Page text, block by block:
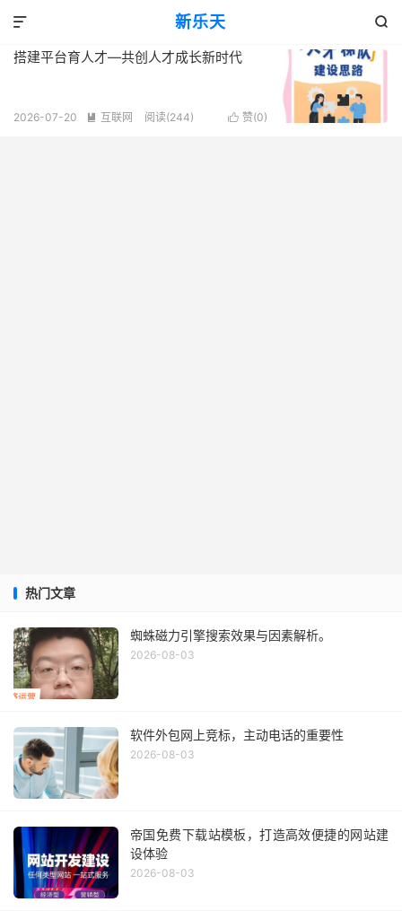
新乐天 
 共 1 篇文章
搭建平台育人才—共创人才成长新时代
 赞(0)
2026-07-20  互联网 阅读(244)
热门文章
蜘蛛磁力引擎搜索效果与因素解析。
2026-08-03
软件外包网上竞标，主动电话的重要性
2026-08-03
帝国免费下载站模板，打造高效便捷的网站建
设体验
2026-08-03